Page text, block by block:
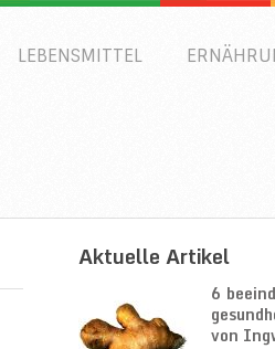
LEBENSMITTEL
Aktuelle Artikel
6
von